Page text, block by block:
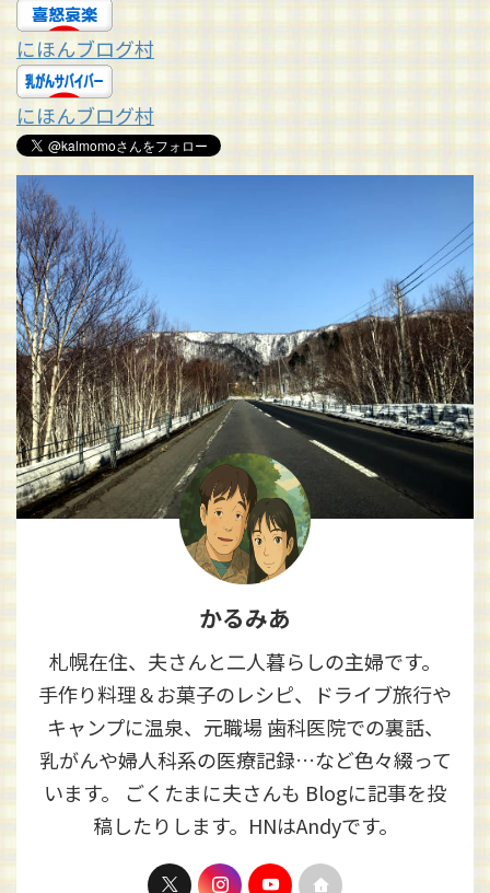
にほんブログ村
にほんブログ村
かるみあ
札幌在住、夫さんと二人暮らしの主婦です。
手作り料理＆お菓子のレシピ、ドライブ旅行や
キャンプに温泉、元職場 歯科医院での裏話、
乳がんや婦人科系の医療記録…など色々綴って
います。 ごくたまに夫さんも Blogに記事を投
稿したりします。HNはAndyです。